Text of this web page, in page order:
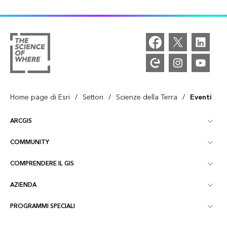
Home page di Esri / Settori / Scienze della Terra / Eventi
ARCGIS
Panoramica ArcGIS
Mappatura
COMMUNITY
Community Esri
Blog di ArcGIS
COMPRENDERE IL GIS
Cos'è il GIS?
Location Intelligence
AZIENDA
Informazioni su Esri
PROGRAMMI SPECIALI